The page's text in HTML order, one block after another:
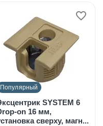
Популярный
SYSTEM 6
on 16 мм,
сверху, магн...